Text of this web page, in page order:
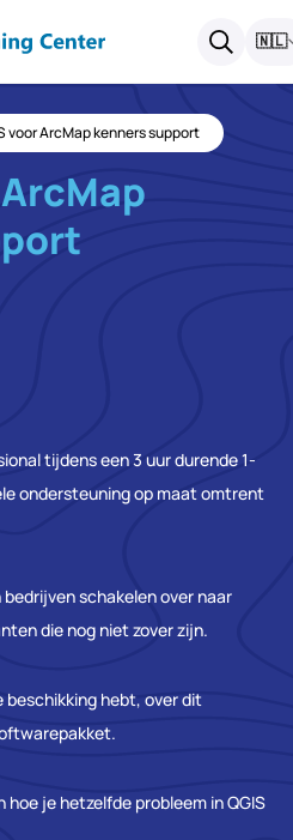
🇳🇱
voor ArcMap kenners support
tijdens een 3 uur durende 1-
ondersteuning op maat omtrent
schakelen over naar
die nog niet zover zijn.
beschikking hebt, over dit
je hetzelfde probleem in QGIS